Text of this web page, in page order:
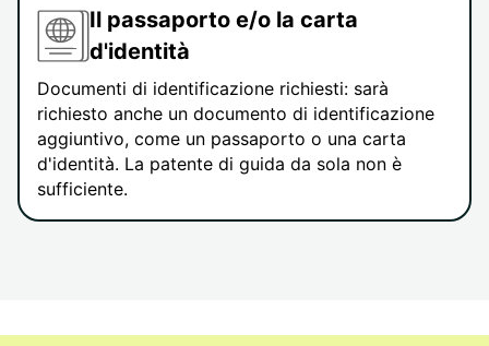
Il passaporto e/o la carta
d'identità
Documenti di identificazione richiesti: sarà
richiesto anche un documento di identificazione
aggiuntivo, come un passaporto o una carta
d'identità. La patente di guida da sola non è
sufficiente.